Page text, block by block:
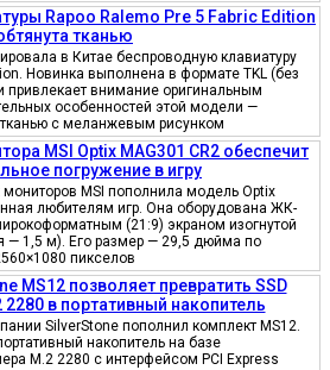
Rapoo Ralemo Pre 5 Fabric Edition
тканью
в Китае беспроводную клавиатуру
Новинка выполнена в формате TKL (без
внимание оригинальным
особенностей этой модели —
тканью с меланжевым рисунком
MSI Optix MAG301 CR2 обеспечит
погружение в игру
MSI пополнила модель Optix
любителям игр. Она оборудована ЖК-
(21:9) экраном изогнутой
— 1,5 м). Его размер — 29,5 дюйма по
пикселов
MS12 позволяет превратить SSD
в портативный накопитель
SilverStone пополнил комплект MS12.
накопитель на базе
M.2 2280 с интерфейсом PCI Express